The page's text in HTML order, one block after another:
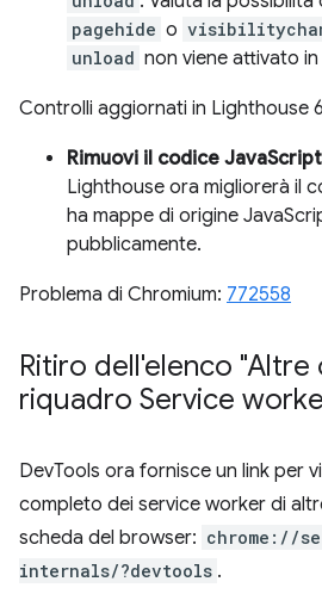
pagehide o
unload non viene attivato
Controlli aggiornati in Lighthouse
Rimuovi il codice
Lighthouse ora migliorerà il
ha mappe di origine
pubblicamente.
Problema di Chromium: 772558
Ritiro dell'elenco "Altre
riquadro Service
DevTools ora fornisce un link per
completo dei service worker di
scheda del browser: chrome://
internals/?devtools .